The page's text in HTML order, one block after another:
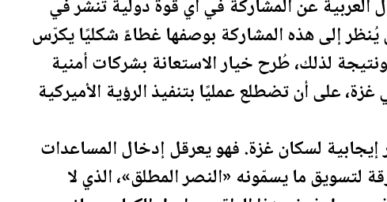
العربية عن المشاركة في أي قوة دولية تُنشر في
إلى هذه المشاركة بوصفها غطاءً شكليًا يكرّس
لذلك، طُرح خيار الاستعانة بشركات أمنية
على أن تضطلع عمليًا بتنفيذ الرؤية الأميركية
إيجابية لسكان غزة. فهو يعرقل إدخال المساعدات
لتسويق ما يسمّونه «النصر المطلق»، الذي لا